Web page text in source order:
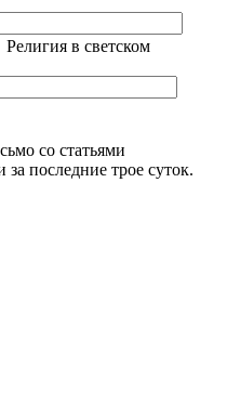
Религия в светском
со статьями
последние трое суток.